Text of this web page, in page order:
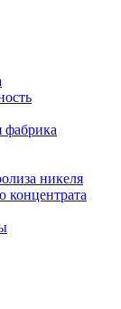
фабрика
никеля
концентрата